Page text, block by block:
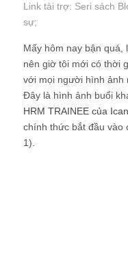
Link tài trợ: Seri sách
sự;
Mấy hôm nay bận quá,
nên giờ tôi mới có thời
với mọi người hình ảnh
Đây là hình ảnh buổi
HRM TRAINEE của
chính thức bắt đầu vào
1).